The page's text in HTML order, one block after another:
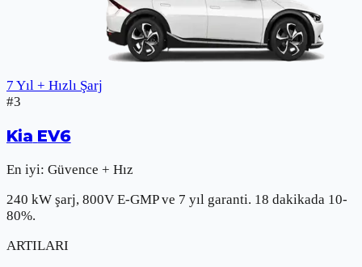
7 Yıl + Hızlı Şarj
#3
Kia EV6
En iyi: Güvence + Hız
240 kW şarj, 800V E-GMP ve 7 yıl garanti. 18 dakikada 10-
80%.
ARTILARI